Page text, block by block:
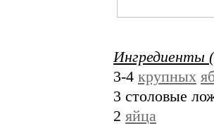
Ингредиенты
3-4 крупных
3 столовые
2 яйца